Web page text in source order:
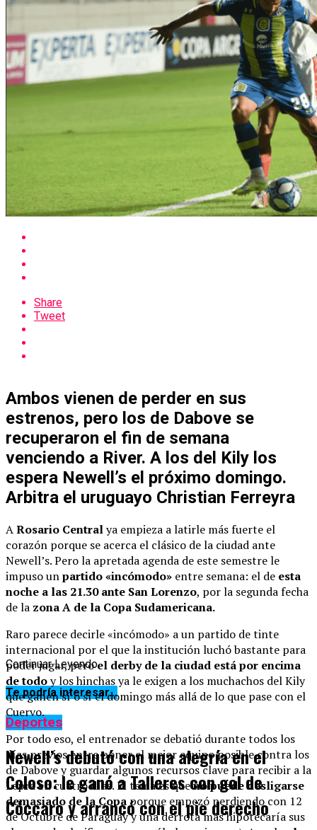
Share
Tweet
Ambos vienen de perder en sus
estrenos, pero los de Dabove se
recuperaron el fin de semana
venciendo a River. A los del Kily los
espera Newell’s el próximo domingo.
Arbitra el uruguayo Christian Ferreyra
ARosario Centralya empieza a latirle más fuerte el
corazón porque se acerca el clásico de la ciudad ante
Newell’s. Pero la apretada agenda de este semestre le
impuso unpartido «incómodo» entre semana: el de esta
noche a las 21.30 ante San Lorenzo, por la segunda fecha
de la zona A de la Copa Sudamericana.
Raro parece decirle «incómodo» a un partido de tinte
internacional por el que la institución luchó bastante para
poder jugar, peroel derby de la ciudad está por encima
de todoy los hinchas ya le exigen a los muchachos del Kily
que ganen sí o sí el domingo más allá de lo que pase con el
Cuervo.
Por todo eso, el entrenador se debatió durante todos los
días previos entre poner el mejor equipo posible contra los
de Dabove y guardar algunos recursos clave para recibir a la
Lepra en cuatro días. El tema es queno puede desligarse
demasiado de la Copaporque empezó perdiendo con 12
de Octubre de Paraguay y una derrota más hipotecaría sus
Continuar Leyendo
Te podría interesar...
Deportes
Newell’s debutó con una alegría en el
Coloso: le ganó a Talleres con gol de
Cóccaro y arrancó con el pie derecho